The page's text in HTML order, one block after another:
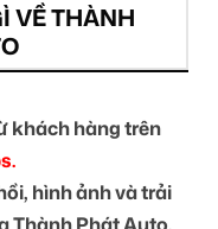
VỀ THÀNH
khách hàng trên
hình ảnh và trải